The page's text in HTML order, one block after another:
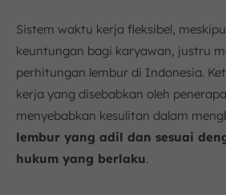
Sistem waktu kerja fleksibel,
keuntungan bagi karyawan, justru
perhitungan lembur di Indonesia.
kerja yang disebabkan oleh
menyebabkan kesulitan dalam
lembur yang adil dan sesuai
hukum yang berlaku.